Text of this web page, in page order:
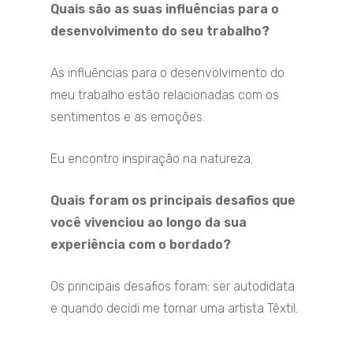
Quais são as suas influências para o
desenvolvimento do seu trabalho?
As influências para o desenvolvimento do
meu trabalho estão relacionadas com os
sentimentos e as emoções.
Eu encontro inspiração na natureza.
Quais foram os principais desafios que
você vivenciou ao longo da sua
experiência com o bordado?
Os principais desafios foram: ser autodidata
e quando decidi me tornar uma artista Têxtil.